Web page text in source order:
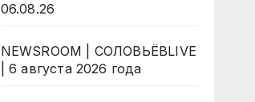
06.08.26
NEWSROOM | СОЛОВЬЁВLIVE
| 6 августа 2026 года